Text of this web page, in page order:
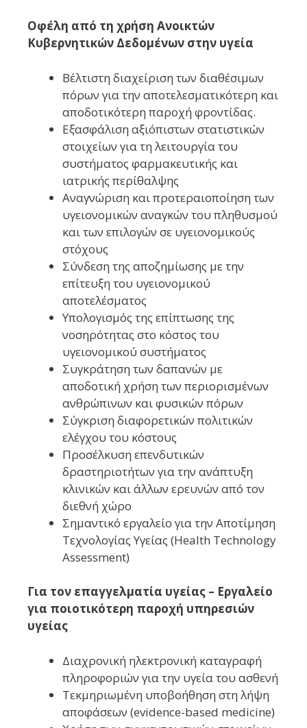
Οφέλη από τη χρήση Ανοικτών
Kυβερνητικών Δεδομένων στην υγεία
Βέλτιστη διαχείριση των διαθέσιμων
πόρων για την αποτελεσματικότερη και
αποδοτικότερη παροχή φροντίδας.
Εξασφάλιση αξιόπιστων στατιστικών
στοιχείων για τη λειτουργία του
συστήματος φαρμακευτικής και
ιατρικής περίθαλψης
Αναγνώριση και προτεραιοποίηση των
υγειονομικών αναγκών του πληθυσμού
και των επιλογών σε υγειονομικούς
στόχους
Σύνδεση της αποζημίωσης με την
επίτευξη του υγειονομικού
αποτελέσματος
Υπολογισμός της επίπτωσης της
νοσηρότητας στο κόστος του
υγειονομικού συστήματος
Συγκράτηση των δαπανών με
αποδοτική χρήση των περιορισμένων
ανθρώπινων και φυσικών πόρων
Σύγκριση διαφορετικών πολιτικών
ελέγχου του κόστους
Προσέλκυση επενδυτικών
δραστηριοτήτων για την ανάπτυξη
κλινικών και άλλων ερευνών από τον
διεθνή χώρο
Σημαντικό εργαλείο για την Αποτίμηση
Τεχνολογίας Υγείας (Health Technology
Assessment)
Για τον επαγγελματία υγείας – Εργαλείο
για ποιοτικότερη παροχή υπηρεσιών
υγείας
Διαχρονική ηλεκτρονική καταγραφή
πληροφοριών για την υγεία του ασθενή
Τεκμηριωμένη υποβοήθηση στη λήψη
αποφάσεων (evidence-based medicine)